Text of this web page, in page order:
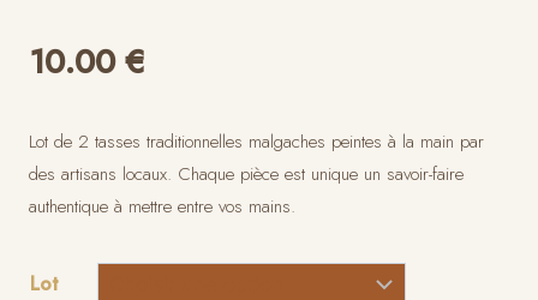
10.00€
Lot de 2 tasses traditionnelles malgaches peintes à la main par
des artisans locaux. Chaque pièce est unique un savoir-faire
authentique à mettre entre vos mains.
Lot